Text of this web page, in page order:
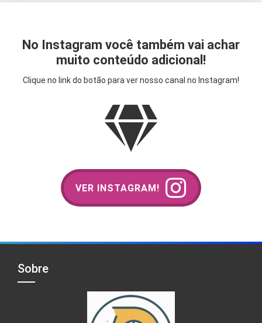
No Instagram você também vai achar
muito conteúdo adicional!
Clique no link do botão para ver nosso canal no Instagram!
VER INSTAGRAM!
Sobre